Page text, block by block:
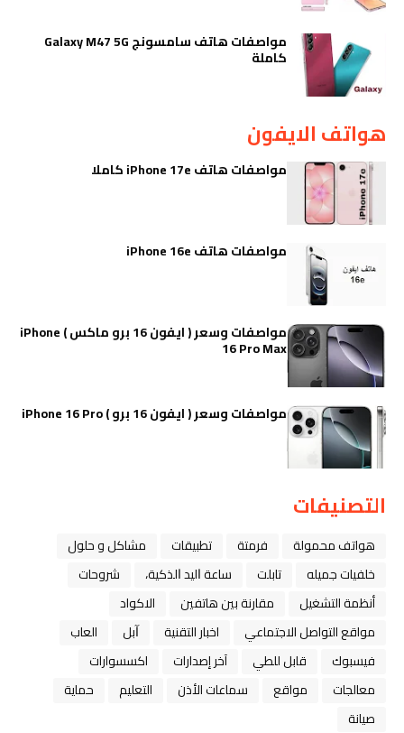
مواصفات هاتف سامسونج Galaxy M47 5G
كاملة
هواتف الايفون
مواصفات هاتف iPhone 17e كاملا
مواصفات هاتف iPhone 16e
مواصفات وسعر ( ايفون 16 برو ماكس ) iPhone
16 Pro Max
مواصفات وسعر ( ايفون 16 برو ) iPhone 16 Pro
التصنيفات
هواتف محمولة فرمتة تطبيقات
مشاكل و حلول
خلفيات جميله
تابلت ﺳﺎﻋﺔ ﺍﻟﻴﺪ ﺍﻟﺬﻛﻴﺔ،
شروحات
أنظمة التشغيل
مقارنة بين هاتفين
الاكواد
مواقع التواصل الاجتماعي
اخبار التقنية ﺁﺑﻞ
العاب
فيسبوك
قابل للطي آخر إصدارات
اكسسوارات
معالجات
مواقع سماعات الأذن التعليم
حماية
صيانة